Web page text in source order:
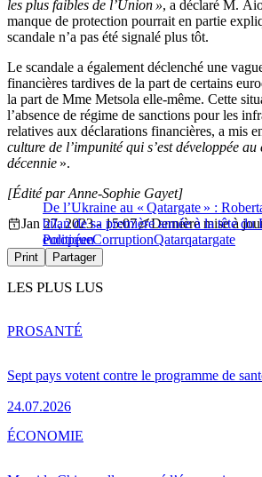
les plus faibles de l’Union », a déclaré M.
manque de protection pourrait en partie
scandale n’a pas été signalé plus tôt.
Le scandale a également déclenché une
financières tardives de la part de certains
la part de Mme Metsola elle-même. Cette
l’absence de régime de sanctions pour les
relatives aux déclarations financières, a mis
culture de l’impunité qui s’est développée
décennie ».
De l’Ukraine au « Qatargate » :
bilan de sa première année à la tête du
européen
[Édité par Anne-Sophie Gayet]
Jan 27, 2023 - 15:07
Dernière mise à
PolitiqueCorruptionQatarqatargate
Print Partager
LES PLUS LUS
Sept pays votent contre le programme de
24.07.2026
PROSANTÉ
ÉCONOMIE